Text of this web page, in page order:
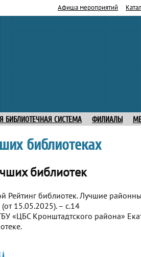
Афиша мероприятий
БИБЛИОТЕЧНАЯ СИСТЕМА ФИЛИАЛЫ
библиотеках
библиотек
Рейтинг библиотек. Лучшие
15.05.2025). – с.14
«ЦБС Кронштадтского района»